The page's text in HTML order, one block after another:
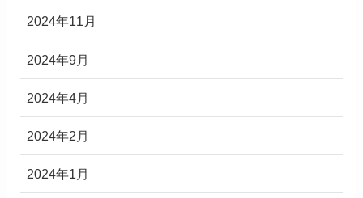
2024年11月
2024年9月
2024年4月
2024年2月
2024年1月